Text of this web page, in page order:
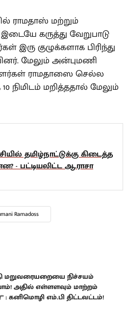
ராமதாஸ் மற்றும்
கருத்து வேறுபாடு
குழுக்களாக பிரிந்து
மேலும் அன்புமணி
ராமதாஸை செல்ல
நிமிடம் மறித்ததால் மேலும்
தமிழ்நாட்டுக்கு கிடைத்த
பட்டியலிட்ட ஆ.ராசா
Ramadoss
மறுவரையறையை நிச்சயம்
அதில் எள்ளளவும் மாற்றம்
கனிமொழி எம்.பி திட்டவட்டம்!